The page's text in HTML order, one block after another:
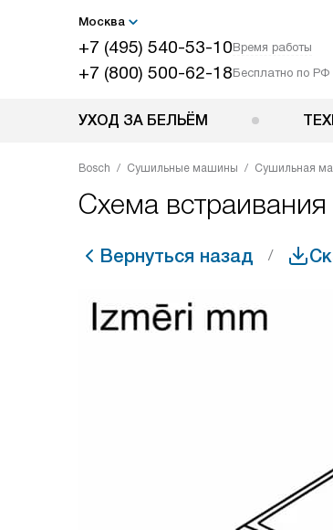
Москва
+7 (495) 540-53-10Время работы
+7 (800) 500-62-18Бесплатно по РФ
УХОД ЗА БЕЛЬЁМ
Bosch Сушильные машины Сушильная
Схема
Вернуться назад